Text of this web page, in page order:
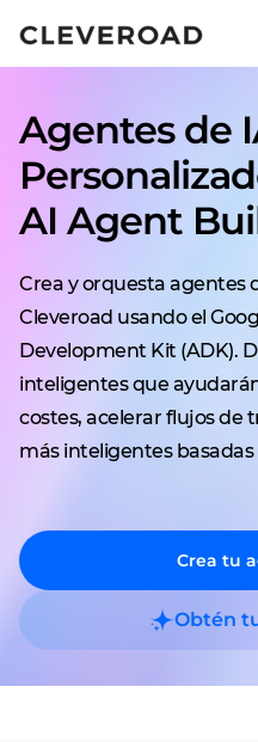
rápido.
Descubre el
Agentes de
AI Agent
Crea y orquesta agentes
Cleveroad usando el
Development Kit (ADK).
inteligentes que
costes, acelerar flujos de
más inteligentes
Crea tu
Obtén